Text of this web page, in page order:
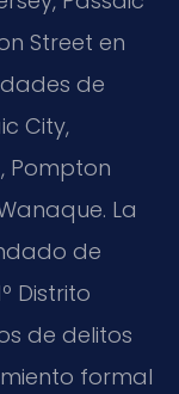
Street en
de
City,
Pompton
La
de
Distrito
de delitos
formal